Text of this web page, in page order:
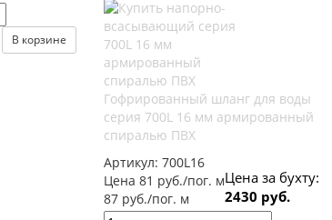
В корзине
Гофрированный шланг для воды
серия 700L 16 мм армированный
спиралью ПВХ
Артикул: 700L16
Цена 81 руб./пог. м
87 руб./пог. м
Цена за бухту:
2430 руб.